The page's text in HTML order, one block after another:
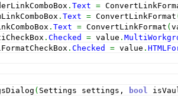
.Text =
.Text = ConvertLinkFormat
.Text = ConvertLinkFormat (
.Checked = value .
.Checked = value .
( Settings settings, bool